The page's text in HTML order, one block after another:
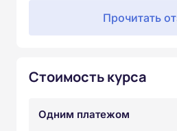
Прочитать
Стоимость курса
Одним платежом